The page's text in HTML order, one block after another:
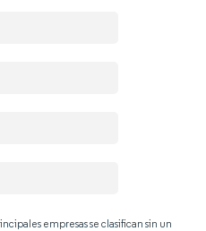
empresas se clasifican sin un